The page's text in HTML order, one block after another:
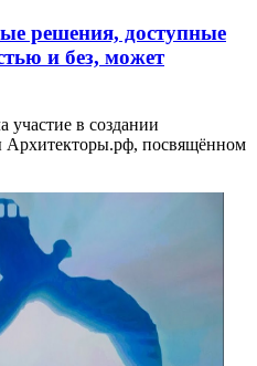
решения, доступные
и без, может
в создании
Архитекторы.рф, посвящённом